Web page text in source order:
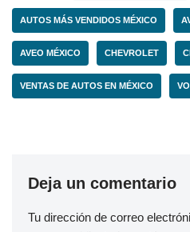
AUTOS MÁS VENDIDOS MÉXICO
AVEO MÉXICO CHEVROLET
VENTAS DE AUTOS EN MÉXICO
Deja un comentario
Tu dirección de correo